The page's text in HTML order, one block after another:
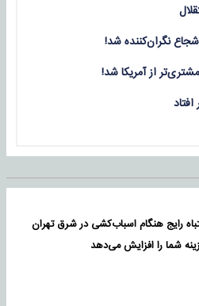
نگران‌کننده شد!
از آمریکا شد!
رایج هنگام اسباب‌کشی در شرق تهران
شما را افزایش می‌دهد